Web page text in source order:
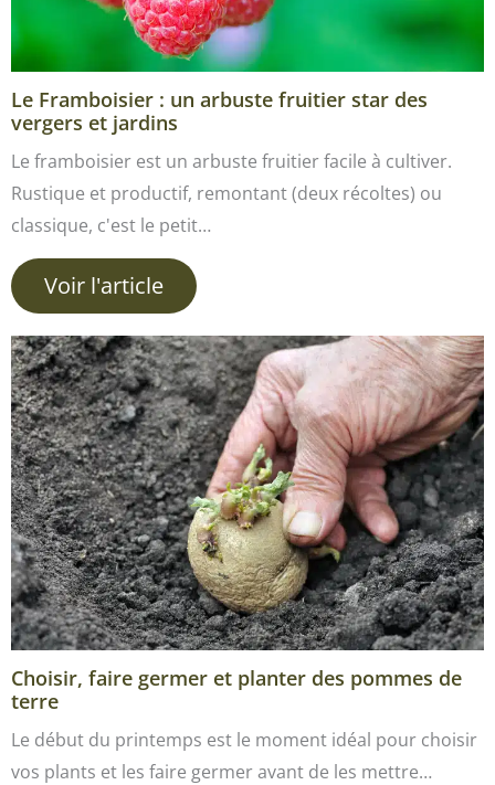
Le Framboisier : un arbuste fruitier star des
vergers et jardins
Le framboisier est un arbuste fruitier facile à cultiver.
Rustique et productif, remontant (deux récoltes) ou
classique, c'est le petit…
Voir l'article
Choisir, faire germer et planter des pommes de
terre
Le début du printemps est le moment idéal pour choisir
vos plants et les faire germer avant de les mettre…